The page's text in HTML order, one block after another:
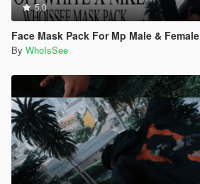
5.0
Face Mask Pack For Mp Male & Female
By WhoIsSee